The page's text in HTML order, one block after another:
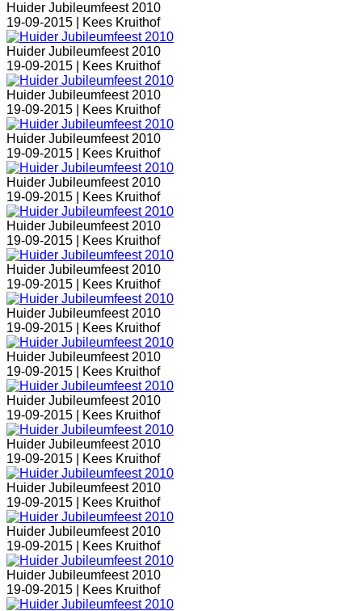
Huider Jubileumfeest 2010
19-09-2015 |
Kees Kruithof
Huider Jubileumfeest 2010
19-09-2015 |
Kees Kruithof
Huider Jubileumfeest 2010
19-09-2015 |
Kees Kruithof
Huider Jubileumfeest 2010
19-09-2015 |
Kees Kruithof
Huider Jubileumfeest 2010
19-09-2015 |
Kees Kruithof
Huider Jubileumfeest 2010
19-09-2015 |
Kees Kruithof
Huider Jubileumfeest 2010
19-09-2015 |
Kees Kruithof
Huider Jubileumfeest 2010
19-09-2015 |
Kees Kruithof
Huider Jubileumfeest 2010
19-09-2015 |
Kees Kruithof
Huider Jubileumfeest 2010
19-09-2015 |
Kees Kruithof
Huider Jubileumfeest 2010
19-09-2015 |
Kees Kruithof
Huider Jubileumfeest 2010
19-09-2015 |
Kees Kruithof
Huider Jubileumfeest 2010
19-09-2015 |
Kees Kruithof
Huider Jubileumfeest 2010
19-09-2015 |
Kees Kruithof